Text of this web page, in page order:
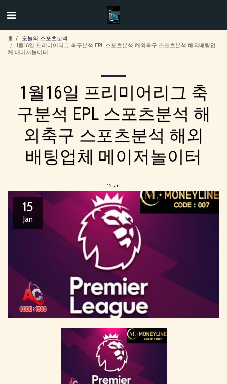
홈
오늘의 스포츠분석
1월16일 프리미어리그 축구분석 EPL 스포츠분석 해외축구 스포츠분석 해외배팅업
체 메이저놀이터
1월16일 프리미어리그 축
구분석 EPL 스포츠분석 해
외축구 스포츠분석 해외
배팅업체 메이저놀이터
15 Jan
15
Jan